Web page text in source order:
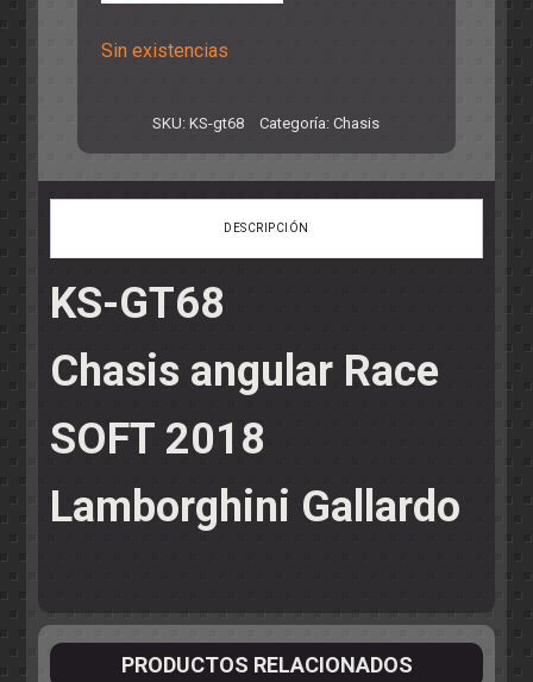
Sin existencias
SKU:KS-gt68 Categoría:Chasis
DESCRIPCIÓN
KS-GT68
Chasis angular Race
SOFT 2018
Lamborghini Gallardo
PRODUCTOS RELACIONADOS